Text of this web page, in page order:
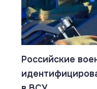
Российские